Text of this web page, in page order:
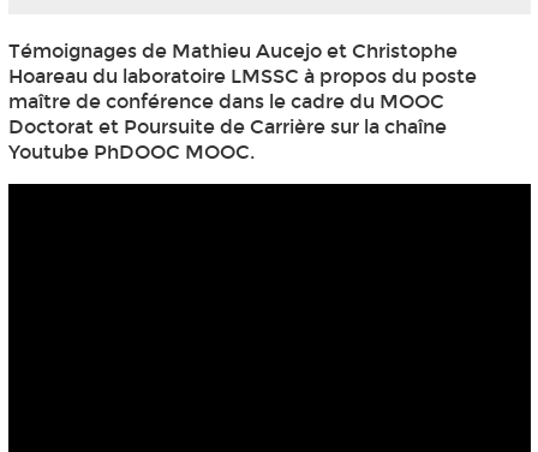
Témoignages de Mathieu Aucejo et Christophe
Hoareau du laboratoire LMSSC à propos du poste
maître de conférence dans le cadre du MOOC
Doctorat et Poursuite de Carrière sur la chaîne
Youtube PhDOOC MOOC.